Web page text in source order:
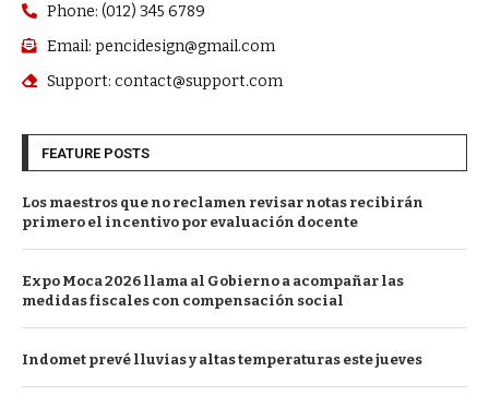
Phone: (012) 345 6789
Email: pencidesign@gmail.com
Support: contact@support.com
FEATURE POSTS
Los maestros que no reclamen revisar notas recibirán
primero el incentivo por evaluación docente
Expo Moca 2026 llama al Gobierno a acompañar las
medidas fiscales con compensación social
Indomet prevé lluvias y altas temperaturas este jueves